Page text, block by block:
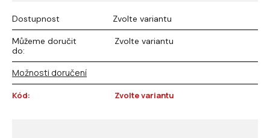
Dostupnost Zvolte variantu
Můžeme doručit
do:
Zvolte variantu
Možnosti doručení
Kód: Zvolte variantu